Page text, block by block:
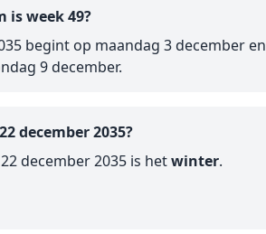
is week 49?
begint op maandag 3 december en
9 december.
december 2035?
december 2035 is hetwinter.